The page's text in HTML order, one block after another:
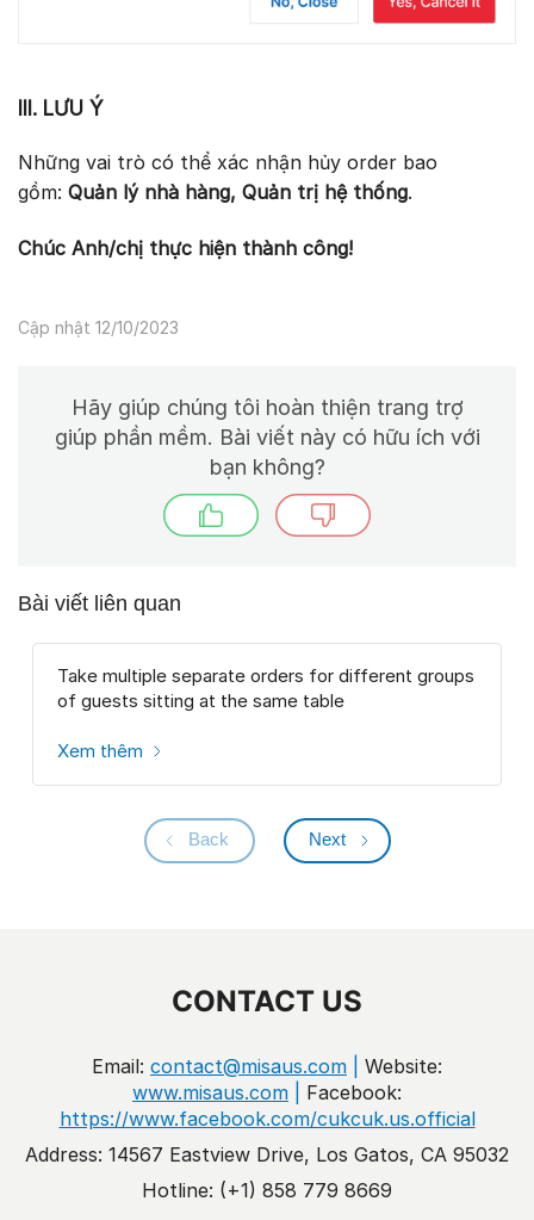
III. LƯU Ý
Những vai trò có thể xác nhận hủy order bao
gồm: Quản lý nhà hàng, Quản trị hệ thống.
Chúc Anh/chị thực hiện thành công!
Cập nhật 12/10/2023
Hãy giúp chúng tôi hoàn thiện trang trợ
giúp phần mềm. Bài viết này có hữu ích với
bạn không?
Bài viết liên quan
Take multiple separate orders for different groups
of guests sitting at the same table
Xem thêm
Back Next
CONTACT US
Email: contact@misaus.com
Website:
www.misaus.com
Facebook:
https://www.facebook.com/cukcuk.us.official
Address: 14567 Eastview Drive, Los Gatos, CA 95032
Hotline: (+1) 858 779 8669